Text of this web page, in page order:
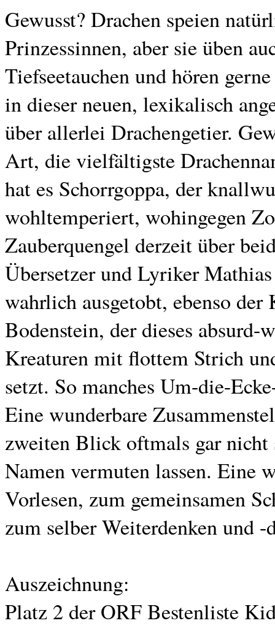
Gewusst? Drachen speien
Prinzessinnen, aber sie üben
Tiefseetauchen und hören
in dieser neuen, lexikalisch
über allerlei Drachengetier.
Art, die vielfältigste
hat es Schorrgoppa, der
wohltemperiert, wohingegen
Zauberquengel derzeit über
Übersetzer und Lyriker
wahrlich ausgetobt, ebenso
Bodenstein, der dieses
Kreaturen mit flottem Strich
setzt. So manches Um-die-
Eine wunderbare
zweiten Blick oftmals gar
Namen vermuten lassen. Eine
Vorlesen, zum gemeinsamen
zum selber Weiterdenken und -
Auszeichnung:
Platz 2 der ORF Bestenliste